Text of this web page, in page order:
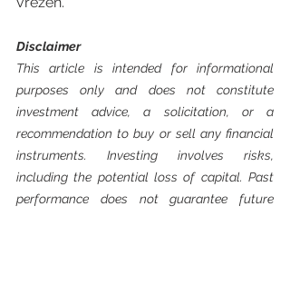
Disclaimer
This article is intended for informational
purposes only and does not constitute
investment advice, a solicitation, or a
recommendation to buy or sell any financial
instruments. Investing involves risks,
including the potential loss of capital. Past
performance does not guarantee future